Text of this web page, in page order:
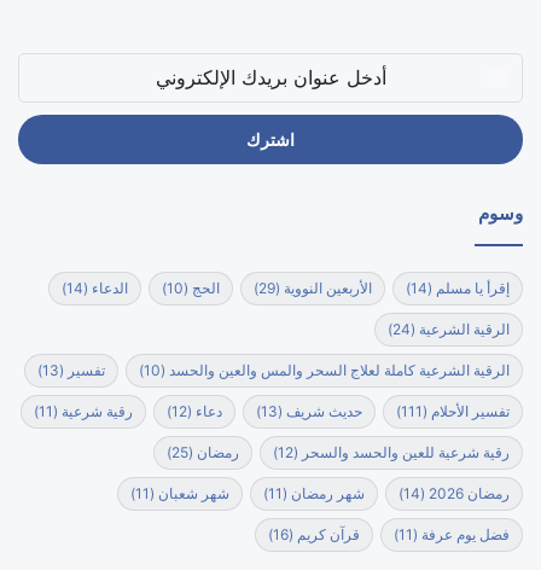
بريدك
الإلكتروني
وسوم
إقرأ يا مسلم (14) الأربعين النووية (29) الحج (10) الدعاء (14)
الرقية الشرعية (24)
الرقية الشرعية كاملة لعلاج السحر والمس والعين والحسد (10) تفسير (13)
تفسير الأحلام (111) حديث شريف (13) دعاء (12) رقية شرعية (11)
رقية شرعية للعين والحسد والسحر (12) رمضان (25)
رمضان 2026 (14) شهر رمضان (11) شهر شعبان (11)
فضل يوم عرفة (11) قرآن كريم (16)